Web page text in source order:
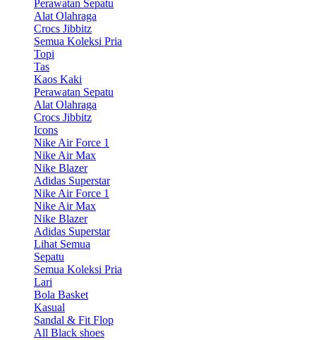
Perawatan Sepatu
Alat Olahraga
Crocs Jibbitz
Semua Koleksi Pria
Topi
Tas
Kaos Kaki
Perawatan Sepatu
Alat Olahraga
Crocs Jibbitz
Icons
Nike Air Force 1
Nike Air Max
Nike Blazer
Adidas Superstar
Nike Air Force 1
Nike Air Max
Nike Blazer
Adidas Superstar
Lihat Semua
Sepatu
Semua Koleksi Pria
Lari
Bola Basket
Kasual
Sandal & Fit Flop
All Black shoes